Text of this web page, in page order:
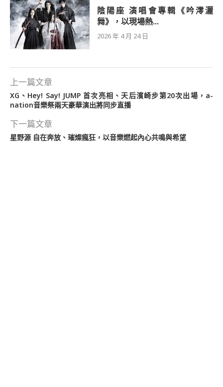
陰陽座 演唱會專輯《吟澪灑
舞》，以現場熱...
2026 年 4 月 24 日
上一篇文章
XG、Hey! Say! JUMP 首次亮相、天后濱崎步第20次出場，a-
nation音樂祭兩天豪華演出將同步直播
下一篇文章
星野源 自在奔放、璀燦瘋狂，以音樂燃起內心共鳴與希望